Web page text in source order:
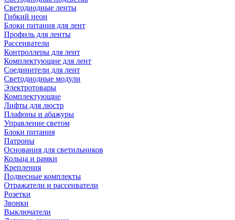
Светодиодные ленты
Гибкий неон
Блоки питания для лент
Профиль для ленты
Рассеиватели
Контроллеры для лент
Комплектующие для лент
Соединители для лент
Светодиодные модули
Электротовары
Комплектующие
Лифты для люстр
Плафоны и абажуры
Управление светом
Блоки питания
Патроны
Основания для светильников
Кольца и рамки
Крепления
Подвесные комплекты
Отражатели и рассеиватели
Розетки
Звонки
Выключатели